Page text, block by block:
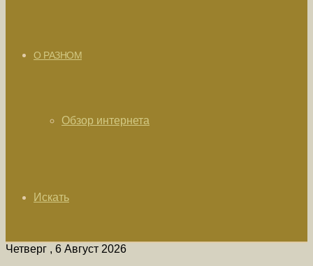
О РАЗНОМ
Обзор интернета
Искать
Четверг , 6 Август 2026